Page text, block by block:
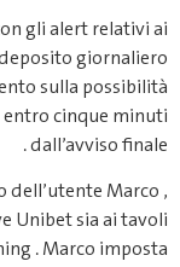
gli alert relativi ai
giornaliero
sulla possibilità
cinque minuti
dall’avviso finale .
dell’utente Marco ,
Unibet sia ai tavoli
. Marco imposta: